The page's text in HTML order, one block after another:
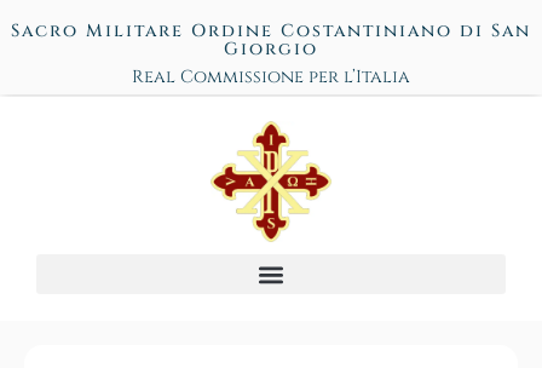
Sacro Militare Ordine Costantiniano di San
Giorgio
Real Commissione per l’Italia